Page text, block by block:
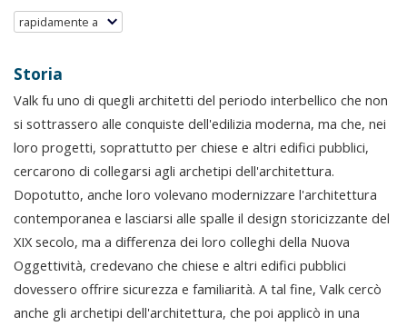
rapidamente a
Storia
Valk fu uno di quegli architetti del periodo interbellico che non
si sottrassero alle conquiste dell'edilizia moderna, ma che, nei
loro progetti, soprattutto per chiese e altri edifici pubblici,
cercarono di collegarsi agli archetipi dell'architettura.
Dopotutto, anche loro volevano modernizzare l'architettura
contemporanea e lasciarsi alle spalle il design storicizzante del
XIX secolo, ma a differenza dei loro colleghi della Nuova
Oggettività, credevano che chiese e altri edifici pubblici
dovessero offrire sicurezza e familiarità. A tal fine, Valk cercò
anche gli archetipi dell'architettura, che poi applicò in una